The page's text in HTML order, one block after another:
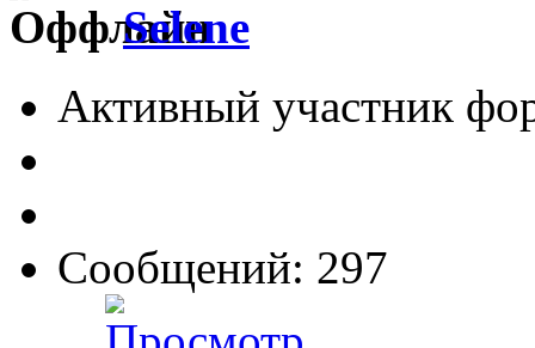
Selene
Активный участник
Сообщений: 297